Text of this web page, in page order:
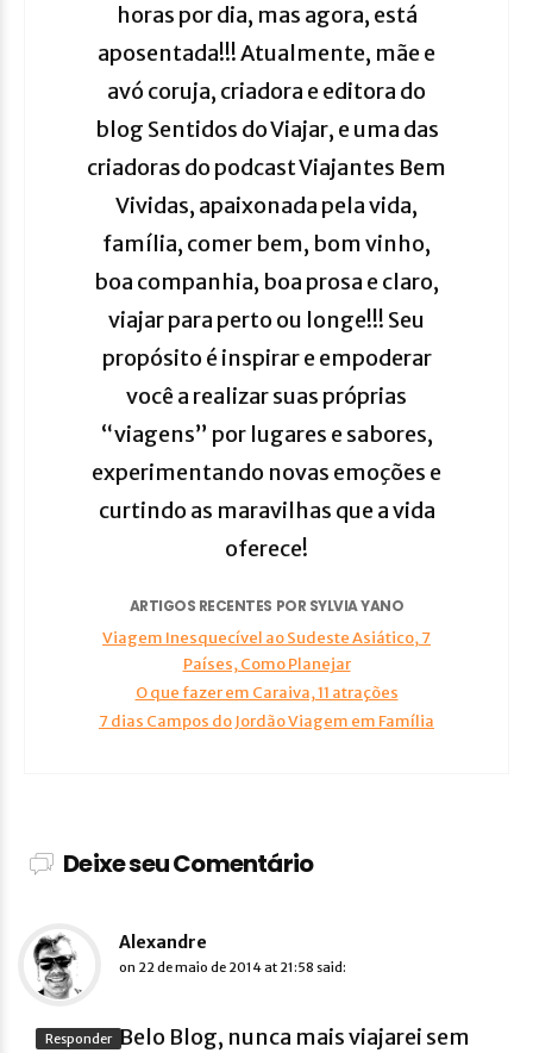
horas por dia, mas agora, está
aposentada!!! Atualmente, mãe e
avó coruja, criadora e editora do
blog Sentidos do Viajar, e uma das
criadoras do podcast Viajantes Bem
Vividas, apaixonada pela vida,
família, comer bem, bom vinho,
boa companhia, boa prosa e claro,
viajar para perto ou longe!!! Seu
propósito é inspirar e empoderar
você a realizar suas próprias
“viagens” por lugares e sabores,
experimentando novas emoções e
curtindo as maravilhas que a vida
oferece!
ARTIGOS RECENTES POR SYLVIA YANO
Viagem Inesquecível ao Sudeste Asiático, 7
Países, Como Planejar
O que fazer em Caraiva, 11 atrações
7 dias Campos do Jordão Viagem em Família
Deixe seu Comentário
Alexandre
on 22 de maio de 2014 at 21:58 said:
Belo Blog, nunca mais viajarei sem
Responder